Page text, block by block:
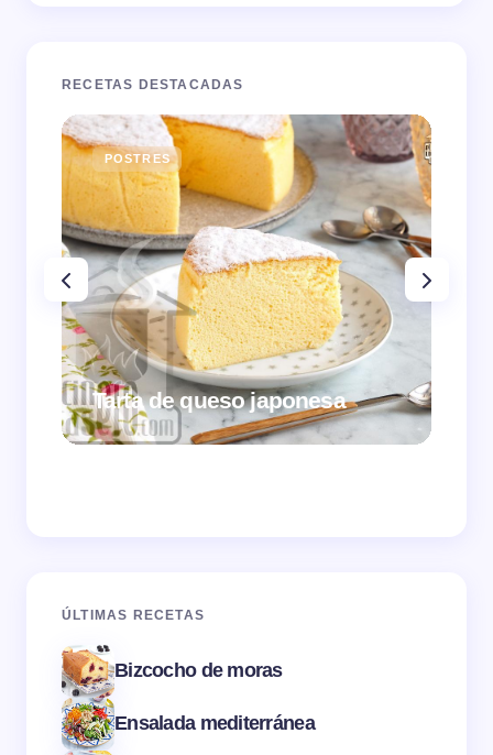
RECETAS DESTACADAS
POSTRES
Tarta de queso japonesa
ÚLTIMAS RECETAS
Bizcocho de moras
Ensalada mediterránea